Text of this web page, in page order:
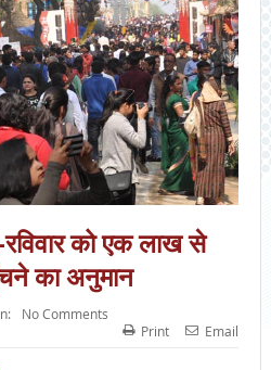
को एक लाख से
का अनुमान
No Comments
Print
Email